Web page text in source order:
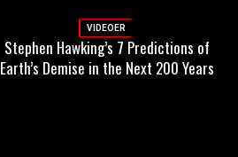
VIDEOER
Stephen Hawking’s 7 Predictions of
Earth’s Demise in the Next 200 Years